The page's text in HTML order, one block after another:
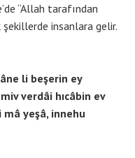
“Allah tarafından
şekillerde insanlara gelir.
li beşerin ey
verdâi hıcâbin ev
yeşâ, innehu